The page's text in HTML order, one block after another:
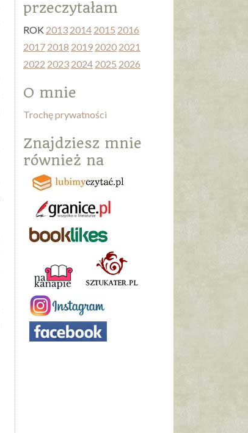
przeczytałam
ROK 2013 2014 2015 2016
2017 2018 2019 2020 2021
2022 2023 2024 2025 2026
O mnie
Trochę prywatności
Znajdziesz mnie
również na